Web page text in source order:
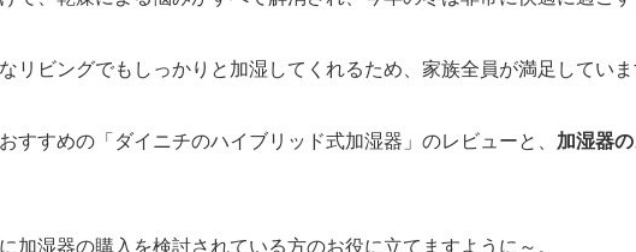
リビングでもしっかりと加湿してくれるため、家族全員が満足してい
すすめの「ダイニチのハイブリッド式加湿器」のレビューと、 加湿器
加湿器の購入を検討されている方のお役に立てますように～。